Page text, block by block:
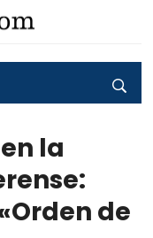
la
de